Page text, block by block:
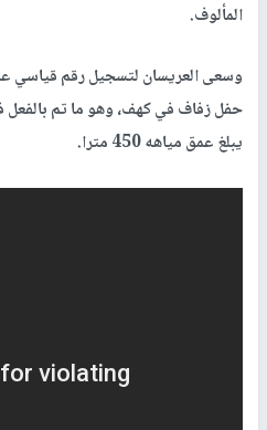
المألوف.
وسعى العريسان لتسجيل رقم قياسي
حفل زفاف في كهف، وهو ما تم بالفعل
يبلغ عمق مياهه 450 مترا.